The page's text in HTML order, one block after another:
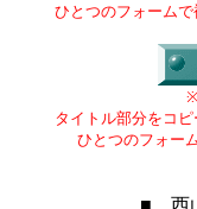
ひとつのフォーム
タイトル部分をコ
ひとつのフォー
■ 西